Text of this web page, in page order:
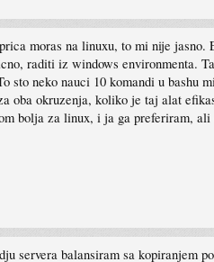
moras na linuxu, to mi nije
raditi iz windows environmenta.
neko nauci 10 komandi u bashu
oba okruzenja, koliko je taj alat
bolja za linux, i ja ga preferiram,
servera balansiram sa kopiranjem